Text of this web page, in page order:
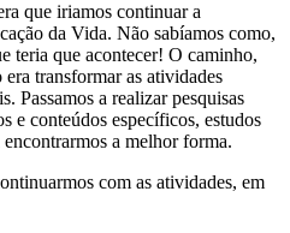
que iriamos continuar a
da Vida. Não sabíamos como,
teria que acontecer! O caminho,
transformar as atividades
Passamos a realizar pesquisas
e conteúdos específicos, estudos
a melhor forma.
com as atividades, em